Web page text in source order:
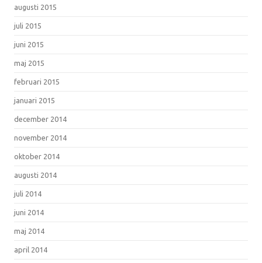
augusti 2015
juli 2015
juni 2015
maj 2015
februari 2015
januari 2015
december 2014
november 2014
oktober 2014
augusti 2014
juli 2014
juni 2014
maj 2014
april 2014